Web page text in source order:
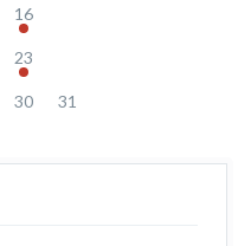
16
23
30 31